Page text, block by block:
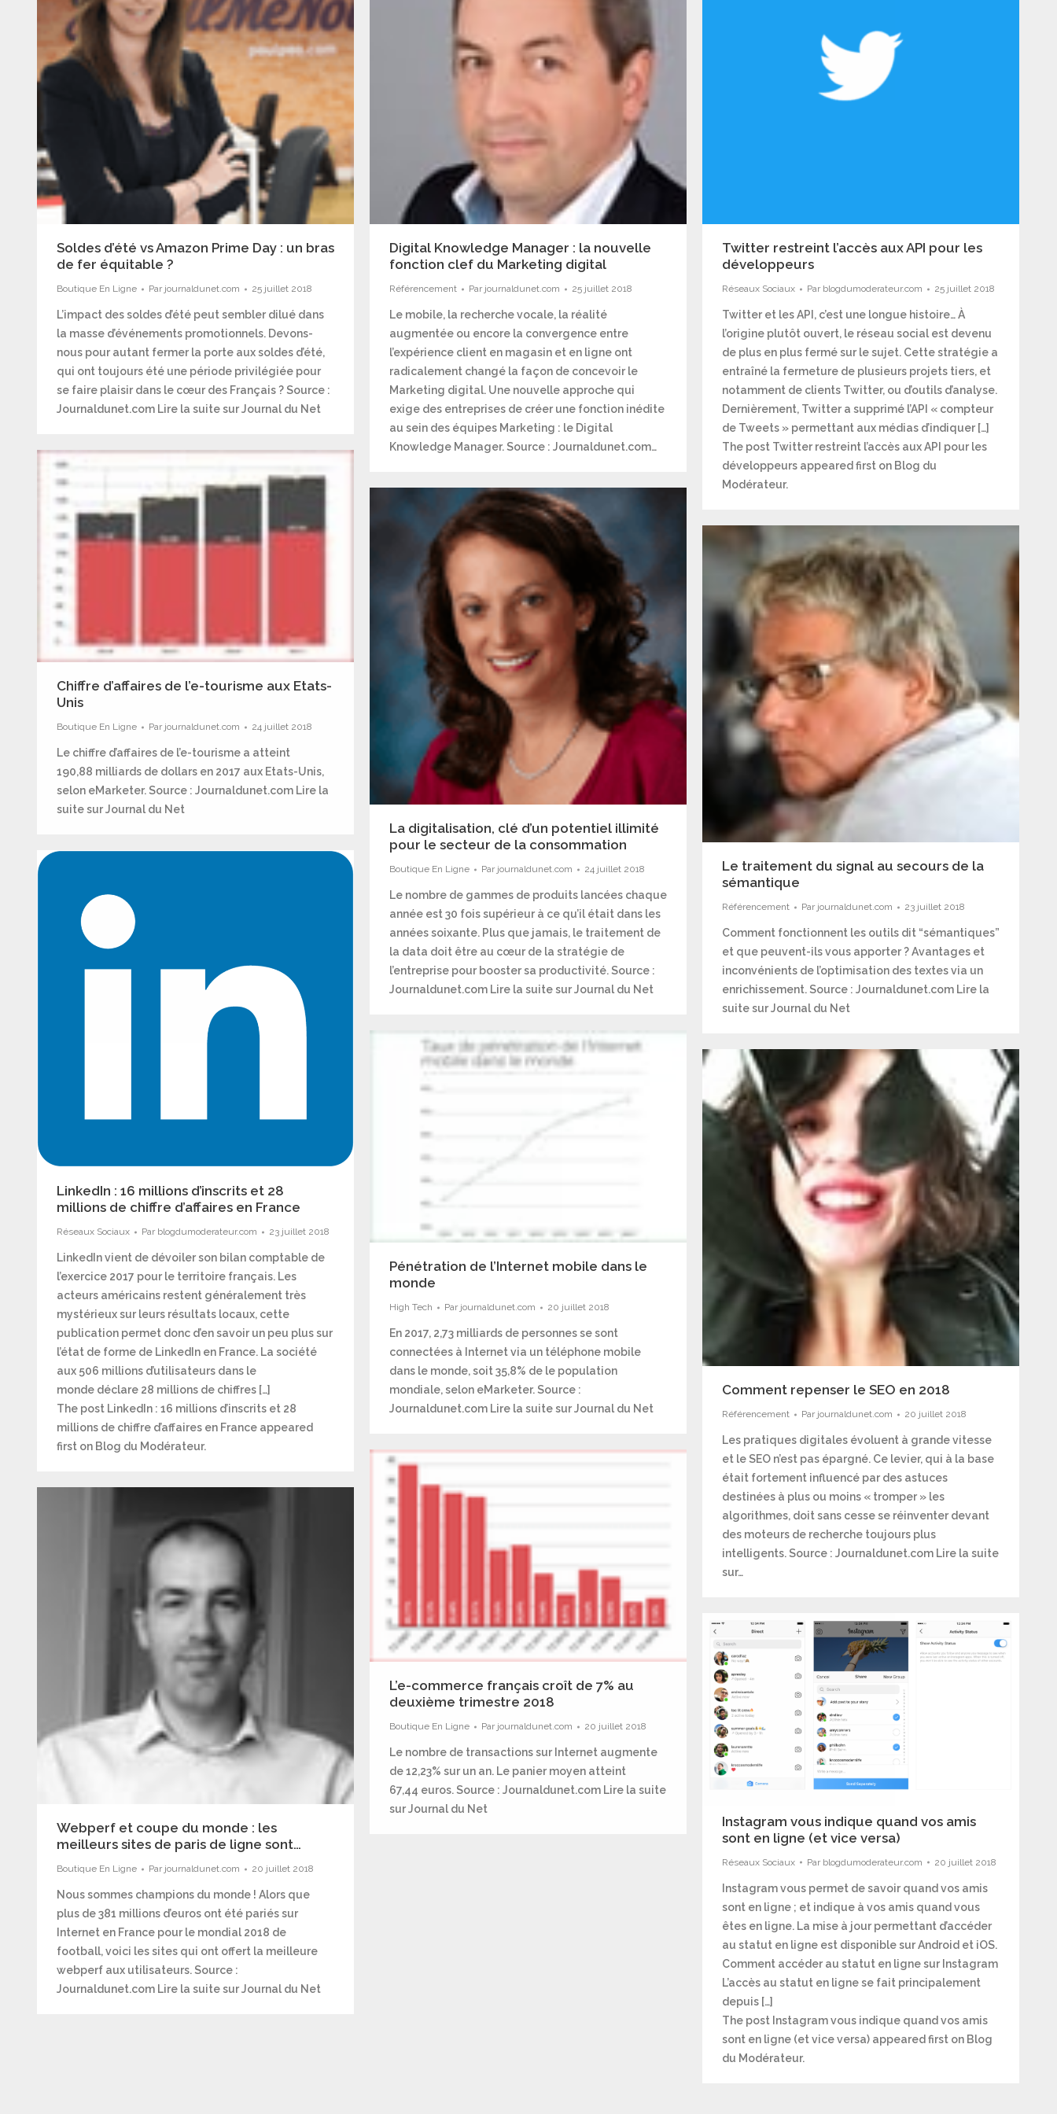
Soldes d’été vs Amazon Prime Day : un bras
de fer équitable ?
Boutique En Ligne Par journaldunet.com 25 juillet 2018
L’impact des soldes d’été peut sembler dilué dans
la masse d’événements promotionnels. Devons-
nous pour autant fermer la porte aux soldes d’été,
qui ont toujours été une période privilégiée pour
se faire plaisir dans le cœur des Français ? Source :
Journaldunet.com Lire la suite sur Journal du Net
Digital Knowledge Manager : la nouvelle
fonction clef du Marketing digital
Référencement Par journaldunet.com 25 juillet 2018
Le mobile, la recherche vocale, la réalité
augmentée ou encore la convergence entre
l’expérience client en magasin et en ligne ont
radicalement changé la façon de concevoir le
Marketing digital. Une nouvelle approche qui
exige des entreprises de créer une fonction inédite
au sein des équipes Marketing : le Digital
Knowledge Manager. Source : Journaldunet.com…
Twitter restreint l’accès aux API pour les
développeurs
Réseaux Sociaux Par blogdumoderateur.com 25 juillet 2018
Twitter et les API, c’est une longue histoire… À
l’origine plutôt ouvert, le réseau social est devenu
de plus en plus fermé sur le sujet. Cette stratégie a
entraîné la fermeture de plusieurs projets tiers, et
notamment de clients Twitter, ou d’outils d’analyse.
Dernièrement, Twitter a supprimé l’API « compteur
de Tweets » permettant aux médias d’indiquer […]
The post Twitter restreint l’accès aux API pour les
développeurs appeared first on Blog du
Modérateur.
Chiffre d’affaires de l’e-tourisme aux Etats-
Unis
Boutique En Ligne Par journaldunet.com 24 juillet 2018
Le chiffre d’affaires de l’e-tourisme a atteint
190,88 milliards de dollars en 2017 aux Etats-Unis,
selon eMarketer. Source : Journaldunet.com Lire la
suite sur Journal du Net
La digitalisation, clé d’un potentiel illimité
pour le secteur de la consommation
Boutique En Ligne Par journaldunet.com 24 juillet 2018
Le nombre de gammes de produits lancées chaque
année est 30 fois supérieur à ce qu’il était dans les
années soixante. Plus que jamais, le traitement de
la data doit être au cœur de la stratégie de
l’entreprise pour booster sa productivité. Source :
Journaldunet.com Lire la suite sur Journal du Net
Le traitement du signal au secours de la
sémantique
Référencement Par journaldunet.com 23 juillet 2018
Comment fonctionnent les outils dit “sémantiques”
et que peuvent-ils vous apporter ? Avantages et
inconvénients de l’optimisation des textes via un
enrichissement. Source : Journaldunet.com Lire la
suite sur Journal du Net
LinkedIn : 16 millions d’inscrits et 28
millions de chiffre d’affaires en France
Réseaux Sociaux Par blogdumoderateur.com 23 juillet 2018
LinkedIn vient de dévoiler son bilan comptable de
l’exercice 2017 pour le territoire français. Les
acteurs américains restent généralement très
mystérieux sur leurs résultats locaux, cette
publication permet donc d’en savoir un peu plus sur
l’état de forme de LinkedIn en France. La société
aux 506 millions d’utilisateurs dans le
monde déclare 28 millions de chiffres […]
The post LinkedIn : 16 millions d’inscrits et 28
millions de chiffre d’affaires en France appeared
first on Blog du Modérateur.
Pénétration de l’Internet mobile dans le
monde
High Tech Par journaldunet.com 20 juillet 2018
En 2017, 2,73 milliards de personnes se sont
connectées à Internet via un téléphone mobile
dans le monde, soit 35,8% de le population
mondiale, selon eMarketer. Source :
Journaldunet.com Lire la suite sur Journal du Net
Comment repenser le SEO en 2018
Référencement Par journaldunet.com 20 juillet 2018
Les pratiques digitales évoluent à grande vitesse
et le SEO n’est pas épargné. Ce levier, qui à la base
était fortement influencé par des astuces
destinées à plus ou moins « tromper » les
algorithmes, doit sans cesse se réinventer devant
des moteurs de recherche toujours plus
intelligents. Source : Journaldunet.com Lire la suite
sur…
L’e-commerce français croît de 7% au
deuxième trimestre 2018
Boutique En Ligne Par journaldunet.com 20 juillet 2018
Le nombre de transactions sur Internet augmente
de 12,23% sur un an. Le panier moyen atteint
67,44 euros. Source : Journaldunet.com Lire la suite
sur Journal du Net
Webperf et coupe du monde : les
meilleurs sites de paris de ligne sont…
Boutique En Ligne Par journaldunet.com 20 juillet 2018
Nous sommes champions du monde ! Alors que
plus de 381 millions d’euros ont été pariés sur
Internet en France pour le mondial 2018 de
football, voici les sites qui ont offert la meilleure
webperf aux utilisateurs. Source :
Journaldunet.com Lire la suite sur Journal du Net
Instagram vous indique quand vos amis
sont en ligne (et vice versa)
Réseaux Sociaux Par blogdumoderateur.com 20 juillet 2018
Instagram vous permet de savoir quand vos amis
sont en ligne ; et indique à vos amis quand vous
êtes en ligne. La mise à jour permettant d’accéder
au statut en ligne est disponible sur Android et iOS.
Comment accéder au statut en ligne sur Instagram
L’accès au statut en ligne se fait principalement
depuis […]
The post Instagram vous indique quand vos amis
sont en ligne (et vice versa) appeared first on Blog
du Modérateur.